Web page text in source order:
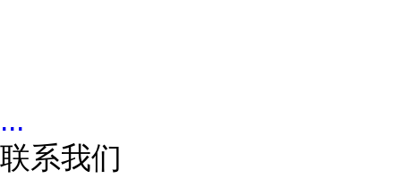
...
联系我们